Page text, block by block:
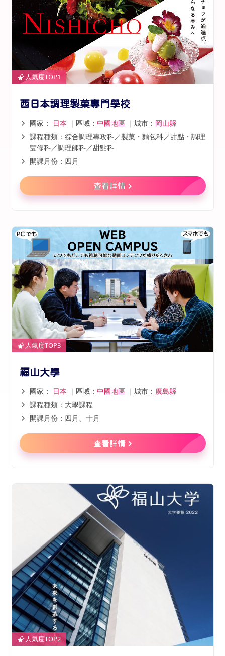
人氣度TOP1
西日本調理製菓專門學校
國家： 日本 ｜ 區域： 中國地區 ｜ 城市： 岡山縣
課程種類：綜合調理專攻科／製菓・麵包科／甜點・調理
雙修科／調理師科／甜點科
開課月份：四月
查看詳情
人氣度TOP3
福山大學
國家： 日本 ｜ 區域： 中國地區 ｜ 城市： 廣島縣
課程種類：大學課程
開課月份：四月、十月
查看詳情
人氣度TOP2